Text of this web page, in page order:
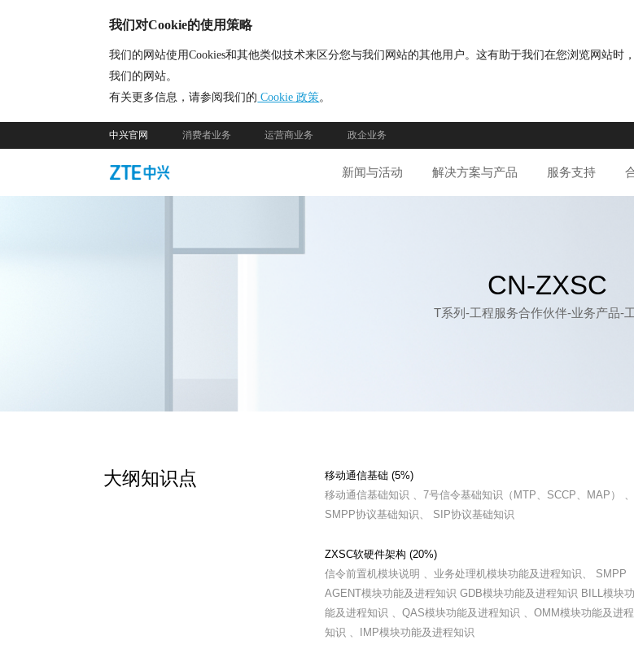
我们对Cookie的使用策略
我们的网站使用Cookies和其他类似技术来区分您与我们网站的其他用户。这有助于我们在您浏览网站时
我们的网站。
有关更多信息，请参阅我们的 Cookie 政策。
中兴官网 消费者业务 运营商业务 政企业务
新闻与活动 解决方案与产品 服务支持
CN-ZXSC
T系列-工程服务合作伙伴-业务产品-
大纲知识点
移动通信基础 (5%)
移动通信基础知识 、7号信令基础知识（MTP、SCCP、MAP） 、
SMPP协议基础知识、 SIP协议基础知识
ZXSC软硬件架构 (20%)
信令前置机模块说明 、业务处理机模块功能及进程知识、 SMPP
AGENT模块功能及进程知识 GDB模块功能及进程知识 BILL模块功
能及进程知识 、QAS模块功能及进程知识 、OMM模块功能及进程
知识 、IMP模块功能及进程知识